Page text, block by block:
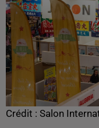
Crédit : Salon